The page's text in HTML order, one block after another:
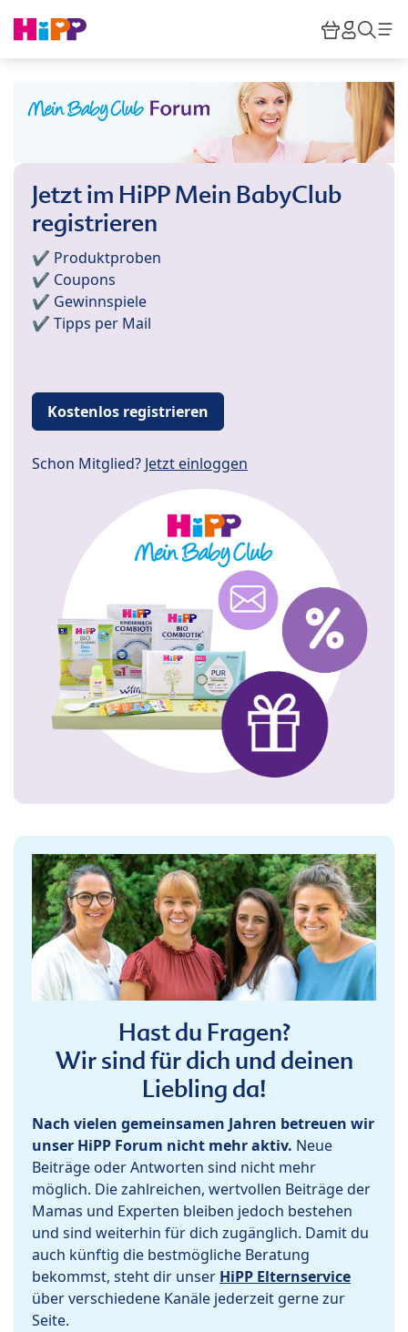
HiPP
Jetzt im HiPP Mein BabyClub
registrieren
✔️ Produktproben
✔️ Coupons
✔️ Gewinnspiele
✔️ Tipps per Mail
Kostenlos registrieren
Schon Mitglied? Jetzt einloggen
Hast du Fragen?
Wir sind für dich und deinen
Liebling da!
Nach vielen gemeinsamen Jahren betreuen wir
unser HiPP Forum nicht mehr aktiv. Neue
Beiträge oder Antworten sind nicht mehr
möglich. Die zahlreichen, wertvollen Beiträge der
Mamas und Experten bleiben jedoch bestehen
und sind weiterhin für dich zugänglich. Damit du
auch künftig die bestmögliche Beratung
bekommst, steht dir unser HiPP Elternservice
über verschiedene Kanäle jederzeit gerne zur
Seite.